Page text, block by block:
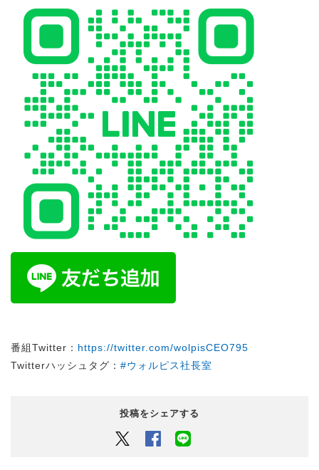
番組Twitter： https://twitter.com/wolpisCEO795
Twitterハッシュタグ： #ウォルピス社長室
投稿をシェアする
Twitter Facebook